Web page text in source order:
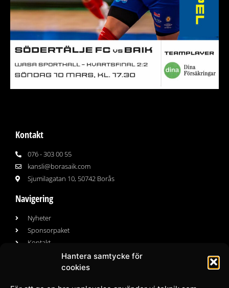
Hantera samtycke för
cookies
Kontakt
076 - 303 00 55
kansli@borasaik.com
Sjumilagatan 10, 50742 Borås
Navigering
Nyheter
Sponsorpaket
Kontakt